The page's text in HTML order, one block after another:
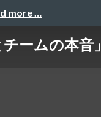
more …
ームの本音」